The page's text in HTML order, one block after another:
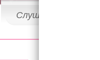
Слушай